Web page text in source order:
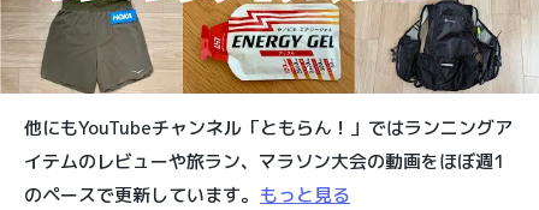
他にもYouTubeチャンネル「ともらん！」ではランニングア
イテムのレビューや旅ラン、マラソン大会の動画をほぼ週1
のペースで更新しています。 もっと見る